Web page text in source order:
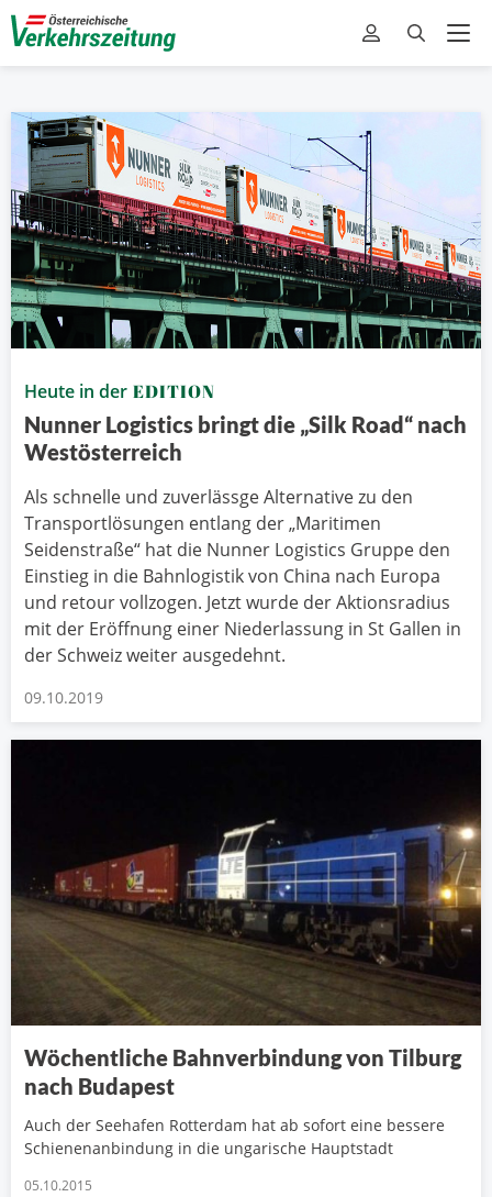
Heute in der EDITION
Nunner Logistics bringt die „Silk Road“ nach
Westösterreich
Als schnelle und zuverlässge Alternative zu den
Transportlösungen entlang der „Maritimen
Seidenstraße“ hat die Nunner Logistics Gruppe den
Einstieg in die Bahnlogistik von China nach Europa
und retour vollzogen. Jetzt wurde der Aktionsradius
mit der Eröffnung einer Niederlassung in St Gallen in
der Schweiz weiter ausgedehnt.
09.10.2019
Wöchentliche Bahnverbindung von Tilburg
nach Budapest
Auch der Seehafen Rotterdam hat ab sofort eine bessere
Schienenanbindung in die ungarische Hauptstadt
05.10.2015